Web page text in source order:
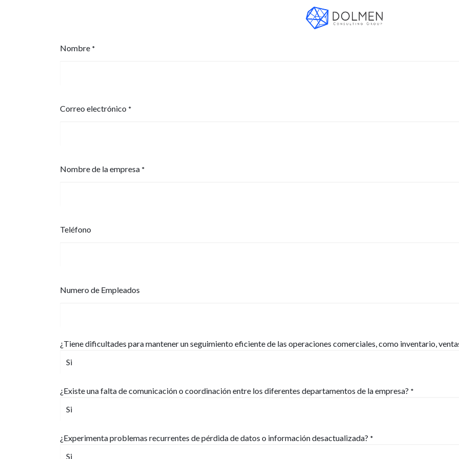
Nombre *
Correo electrónico *
Nombre de la empresa *
Teléfono
Numero de Empleados
¿Tiene dificultades para mantener un seguimiento eficiente de las operaciones comerciales, como inventario,
¿Existe una falta de comunicación o coordinación entre los diferentes departamentos de la empresa? *
¿Experimenta problemas recurrentes de pérdida de datos o información desactualizada? *